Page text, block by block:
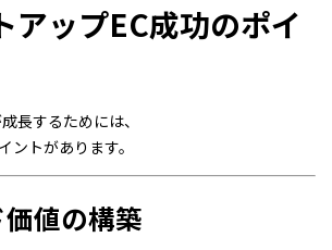
アップEC成功のポイ
長するためには、
ントがあります。
値の構築